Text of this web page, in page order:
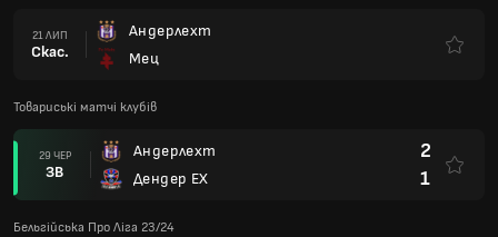
21 ЛИП
Скас.
Андерлехт
Мец
Товариські матчі клубів
29 ЧЕР
ЗВ
Андерлехт
Дендер ЕХ
2
1
Бельгійська Про Ліга 23/24